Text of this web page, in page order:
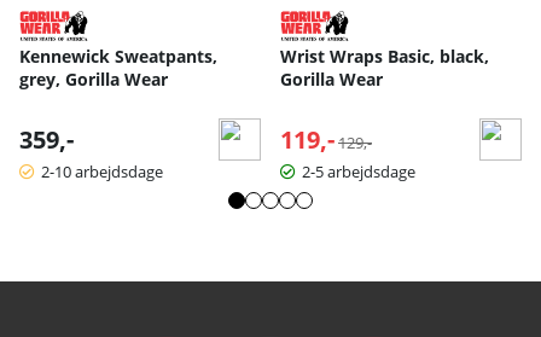
Kennewick Sweatpants,
grey, Gorilla Wear
359,-
2-10 arbejdsdage
Wrist Wraps Basic, black,
Gorilla Wear
119,- Normalpris:
129,-
2-5 arbejdsdage